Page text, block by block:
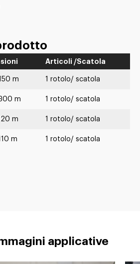
Articoli /Scatola
m 1 rotolo/ scatola
m 1 rotolo/ scatola
m 1 rotolo/ scatola
m 1 rotolo/ scatola
applicative